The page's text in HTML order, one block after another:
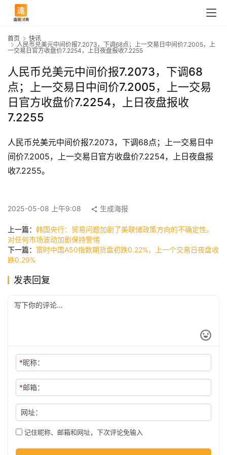
首
快
讯
公
科
技
首页
快讯
人民币兑美元中间价报7.2073，下调68点；上一交易日中间价7.2005，上
一交易日官方收盘价7.2254，上日夜盘报收7.2255
人民币兑美元中间价报7.2073，下调68
点；上一交易日中间价7.2005，上一交易
日官方收盘价7.2254，上日夜盘报收
7.2255
人民币兑美元中间价报7.2073，下调68点；上一交易日中
间价7.2005，上一交易日官方收盘价7.2254，上日夜盘报
收7.2255。
2025-05-08 上午9:08 生成海报
上一篇： 韩国央行：贸易问题加剧了美联储政策方向的不确定性。
对任何市场波动加剧保持警惕
下一篇： 富时中国A50指数期货盘初跌0.22%，上一个交易日夜盘收
跌0.29%
发表回复
*昵称：
*邮箱：
网址：
记住昵称、邮箱和网址，下次评论免输入